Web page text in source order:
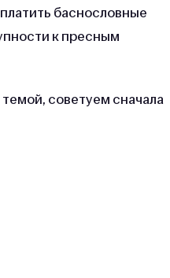
баснословные
к пресным
советуем сначала